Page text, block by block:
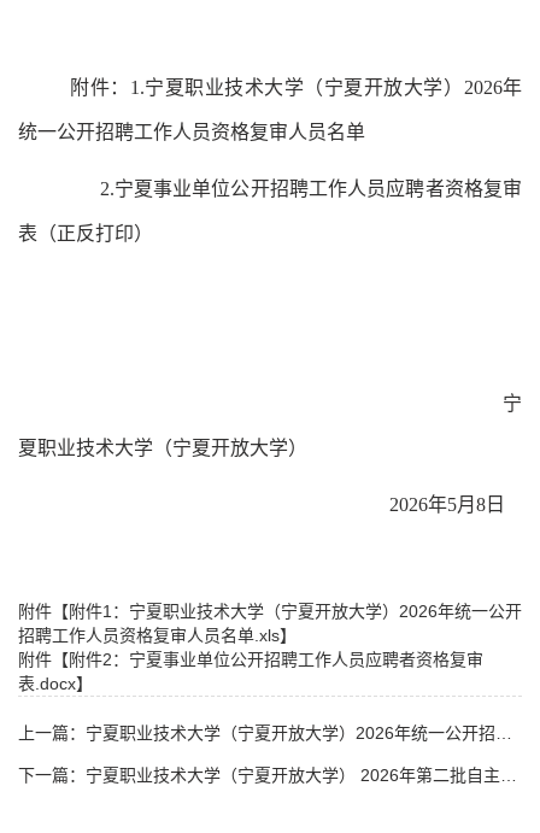
附件： 1.宁夏职业技术大学（宁夏开放大学） 2026年
统一公开招聘工作人员资格复审人员名单
2.宁夏事业单位公开招聘工作人员应聘者资格复审
表（正反打印）
宁
夏职业技术大学（宁夏开放大学）
2026年5月 8 日
附件【附件1：宁夏职业技术大学（宁夏开放大学）2026年统一公开
招聘工作人员资格复审人员名单.xls】
附件【附件2：宁夏事业单位公开招聘工作人员应聘者资格复审
表.docx】